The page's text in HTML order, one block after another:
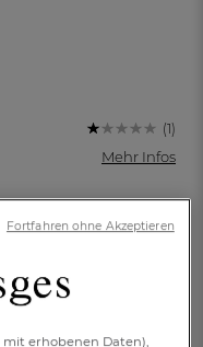
(1)
Mehr Infos
mit erhobenen Daten),
Fortfahren ohne Akzeptieren